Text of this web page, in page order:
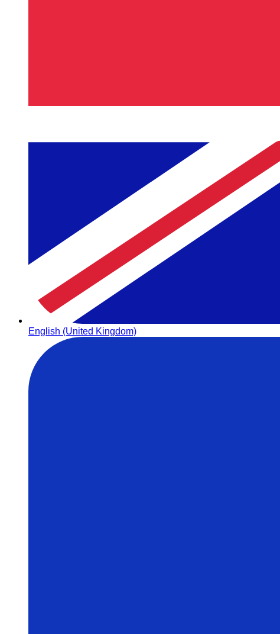
English (United Kingdom)